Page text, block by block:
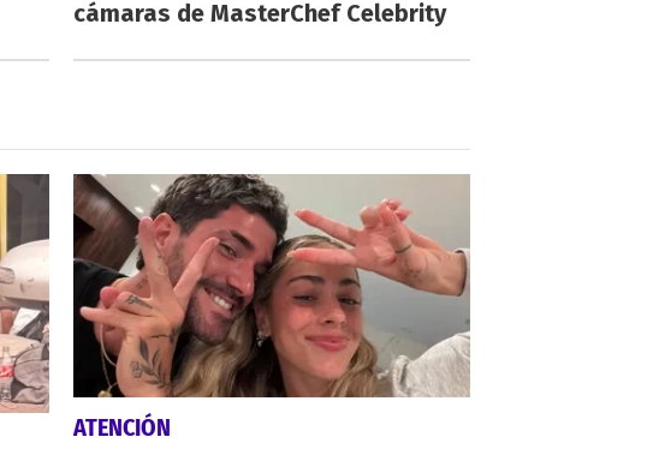
cámaras de MasterChef Celebrity
ATENCIÓN